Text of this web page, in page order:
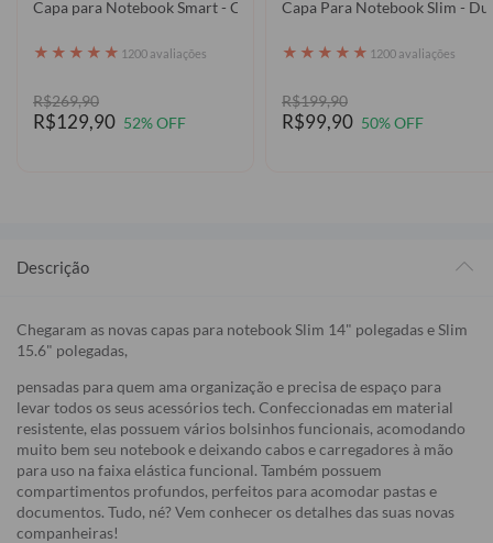
Capa para Notebook Smart - Clear
★ ★ ★ ★ ★ 1200 avaliações
R$269,90
R$129,90 52% OFF
Capa Para Notebook Slim -
★ ★ ★ ★ ★ 1200 avaliações
R$199,90
R$99,90 50% OFF
Descrição
Chegaram as novas capas para notebook Slim 14" polegadas e Slim
15.6" polegadas,
pensadas para quem ama organização e precisa de espaço para
levar todos os seus acessórios tech. Confeccionadas em material
resistente, elas possuem vários bolsinhos funcionais, acomodando
muito bem seu notebook e deixando cabos e carregadores à mão
para uso na faixa elástica funcional. Também possuem
compartimentos profundos, perfeitos para acomodar pastas e
documentos. Tudo, né? Vem conhecer os detalhes das suas novas
companheiras!